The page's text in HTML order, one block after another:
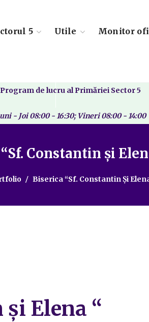
5 Utile Monitor
Program de lucru al Primăriei Sector 5
- Joi 08:00 - 16:30; Vineri 08:00 - 14:00
Constantin şi
Biserica “Sf. Constantin Şi
Elena “